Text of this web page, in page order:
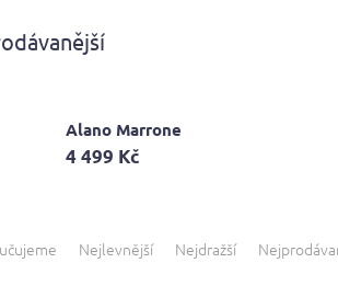
Alano Marrone
4 499 Kč
Nejlevnější Nejdražší